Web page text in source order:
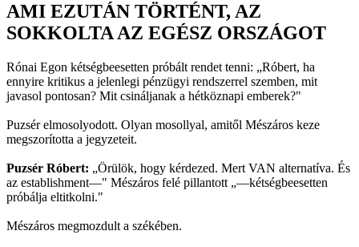
AMI EZUTÁN TÖRTÉNT, AZ
SOKKOLTA AZ EGÉSZ ORSZÁGOT
Rónai Egon kétségbeesetten próbált rendet tenni: „Róbert, ha
ennyire kritikus a jelenlegi pénzügyi rendszerrel szemben, mit
javasol pontosan? Mit csináljanak a hétköznapi emberek?"
Puzsér elmosolyodott. Olyan mosollyal, amitől Mészáros keze
megszorította a jegyzeteit.
Puzsér Róbert: „Örülök, hogy kérdezed. Mert VAN alternatíva. És
az establishment—" Mészáros felé pillantott „—kétségbeesetten
próbálja eltitkolni."
Mészáros megmozdult a székében.